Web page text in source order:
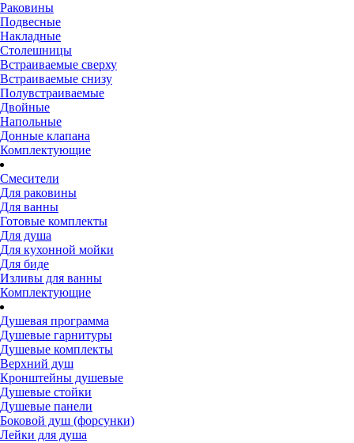
Раковины
Подвесные
Накладные
Столешницы
Встраиваемые сверху
Встраиваемые снизу
Полувстраиваемые
Двойные
Напольные
Донные клапана
Комплектующие
Смесители
Для раковины
Для ванны
Готовые комплекты
Для душа
Для кухонной мойки
Для биде
Изливы для ванны
Комплектующие
Душевая программа
Душевые гарнитуры
Душевые комплекты
Верхний душ
Кронштейны душевые
Душевые стойки
Душевые панели
Боковой душ (форсунки)
Лейки для душа